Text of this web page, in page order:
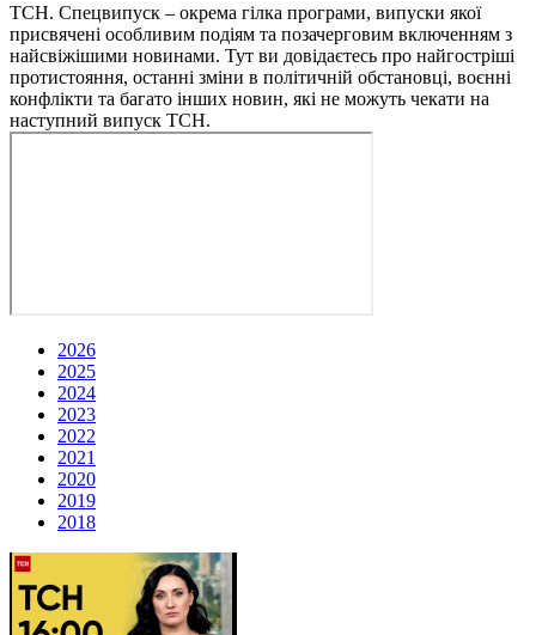
ТСН. Спецвипуск – окрема гілка програми, випуски якої
присвячені особливим подіям та позачерговим включенням з
найсвіжішими новинами. Тут ви довідаєтесь про найгостріші
протистояння, останні зміни в політичній обстановці, воєнні
конфлікти та багато інших новин, які не можуть чекати на
наступний випуск ТСН.
2026
2025
2024
2023
2022
2021
2020
2019
2018